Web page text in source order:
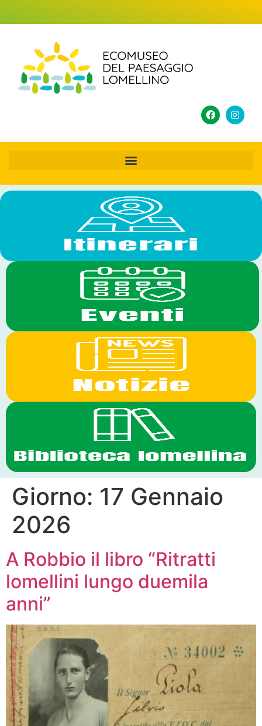
Giorno: 17 Gennaio
2026
A Robbio il libro “Ritratti
lomellini lungo duemila
anni”